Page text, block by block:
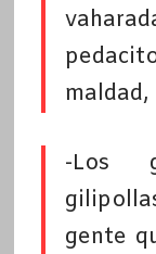
-Los
gente